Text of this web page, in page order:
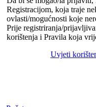
Registracijom, koja traje
ovlasti/mogućnosti koje
Prije registriranja/
korištenja i Pravila koja
Uvjeti